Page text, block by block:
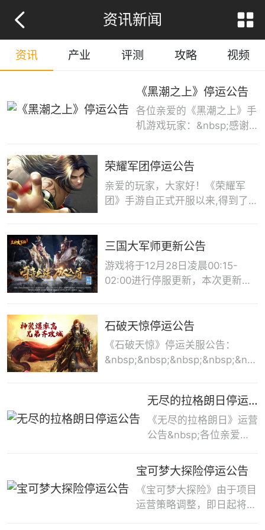
资讯新闻
资讯 产业 评测 攻略 视频
《黑潮之上》停运公告
各位亲爱的《黑潮之上》手
机游戏玩家：&nbsp;感谢
爱！由于游戏开发运营策略
的调整，《黑潮之上》手机
游戏将于2022年3月14日
&nbsp;1.&nbsp;2022年1月
12日14时：关闭全平台下
载入口，玩家将无法下载本
游戏，同时停止游戏充值、
月14日15时：正式停止游
戏运营，关闭游戏服务器。
注：游戏服务器关闭后，游
戏内的所有帐号数据及角色
角色、水滴、道具、素材
等）信息将被全部清空。感
谢一直以来支持《黑潮之
上》手机游戏的广大玩家，
2022年3月14日15时止，
帐号中尚未使用的水滴可继
续使用，希望各位能继续在
荣耀军团停运公告
亲爱的玩家，大家好！《荣耀军
团》手游自正式开服以来,得到了
原因,我们即将停止对游戏《荣耀
军团》的后期运营,对此给您造成
的不便,我们表示深深的歉意!停运
具体安排如下：1、2022年1月28
家游戏角色将无法进行充值，但已
充值的元宝可以正常使用。2、
2022年2月28日，正式停止游戏运
营，关闭游戏服务器，届时玩家将
在1月28日-2月15日领取游戏内
20000点券补偿。若您未在前述期
内参加补偿活动，则视为自动放弃
补偿权力。最后再次感谢所有玩家
此给您造成的不便，我们表示诚挚
的歉意，敬请谅解。《荣耀军团》
运营组2021/12/29
三国大军师更新公告
游戏将于12月28日凌晨00:15-
02:00进行停服更新，本次更新前
可能会根据实际情况提前或延后。
届时主公们将无法进入游戏，感谢
各位主公对游戏的热爱与支持！更
新内容如下：一、新增可进阶天命
前：身先士卒的效果由进入战斗后
的第一次攻击变为每次战斗可多次
触发二、部分细节优化
石破天惊停运公告
《石破天惊》停运关服公告：
于12月30日15:00正式停止游戏运
营并关闭服务器，具体安排如下：
年12月15日15:00起关闭充值、注
册等功能服务；
无尽的拉格朗日停运公告
《无尽的拉格朗日》运营
公告&nbsp;各位亲爱的
直以来给予《无尽的拉格
朗日》一鹭游戏渠道版本
手机游戏的支持与厚爱！
由于平台合作运营策略的
宝可梦大探险停运公告
《宝可梦大探险》由于项目
运营策略调整，即日起将安